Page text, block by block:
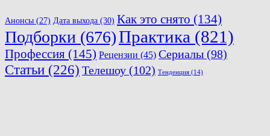
Анонсы (27) Дата выхода (30) Как это снято (134)
Подборки (676)Практика (821)
Профессия (145) Рецензии (45) Сериалы (98)
Статьи (226) Телешоу (102) Тенденция (14)